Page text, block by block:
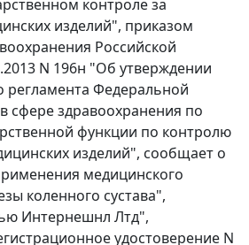
контроле за
изделий", приказом
Российской
N 196н "Об утверждении
регламента Федеральной
сфере здравоохранения по
функции по контролю
изделий", сообщает о
медицинского
коленного сустава",
Интернешнл Лтд",
удостоверение N